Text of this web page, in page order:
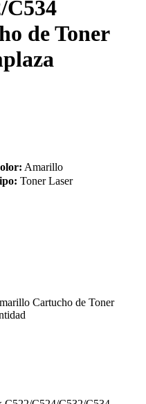
C534
de Toner
Amarillo
Toner Laser
Cartucho de Toner